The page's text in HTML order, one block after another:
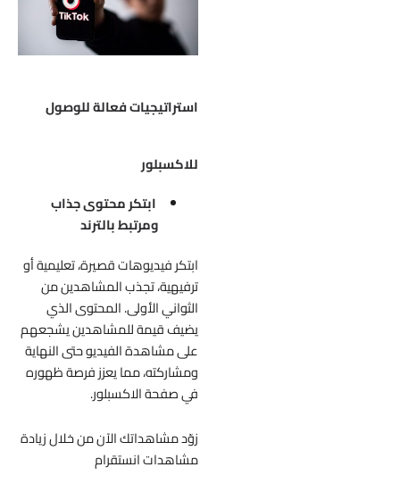
استراتيجيات فعالة للوصول
للاكسبلور
ابتكر محتوى جذاب
ومرتبط بالترند
ابتكر فيديوهات قصيرة، تعليمية أو
ترفيهية، تجذب المشاهدين من
الثواني الأولى. المحتوى الذي
يضيف قيمة للمشاهدين يشجعهم
على مشاهدة الفيديو حتى النهاية
ومشاركته، مما يعزز فرصة ظهوره
في صفحة الاكسبلور.
زوّد مشاهداتك الآن من خلالزيادة
مشاهدات انستقرام